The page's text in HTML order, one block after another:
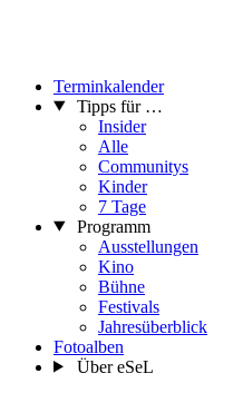
Terminkalender
Tipps für …
Insider
Alle
Communitys
Kinder
7 Tage
Programm
Ausstellungen
Kino
Bühne
Festivals
Jahresüberblick
Fotoalben
Über eSeL